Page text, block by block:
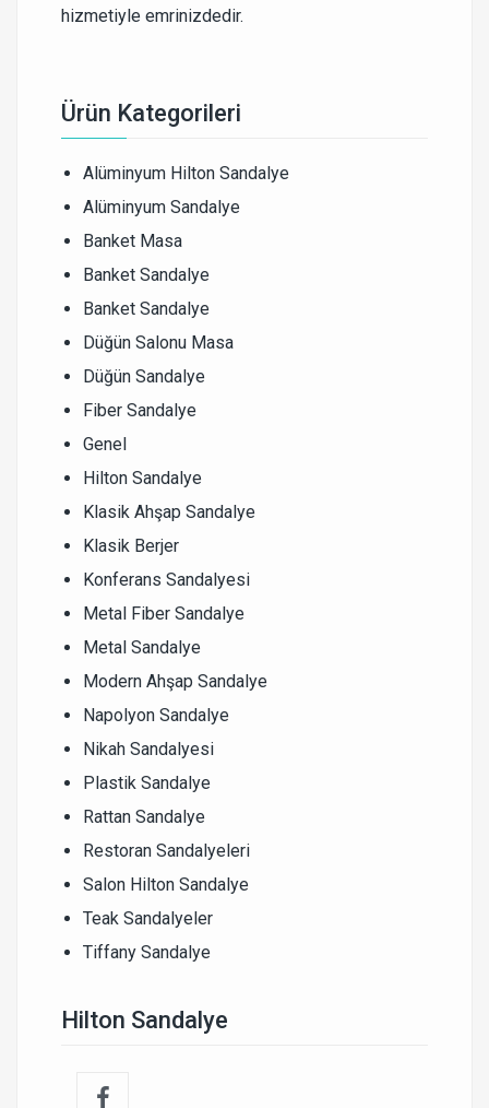
hizmetiyle emrinizdedir.
Ürün Kategorileri
Alüminyum Hilton Sandalye
Alüminyum Sandalye
Banket Masa
Banket Sandalye
Banket Sandalye
Düğün Salonu Masa
Düğün Sandalye
Fiber Sandalye
Genel
Hilton Sandalye
Klasik Ahşap Sandalye
Klasik Berjer
Konferans Sandalyesi
Metal Fiber Sandalye
Metal Sandalye
Modern Ahşap Sandalye
Napolyon Sandalye
Nikah Sandalyesi
Plastik Sandalye
Rattan Sandalye
Restoran Sandalyeleri
Salon Hilton Sandalye
Teak Sandalyeler
Tiffany Sandalye
Hilton Sandalye